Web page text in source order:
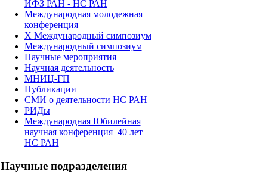
ИФЗ РАН - НС РАН
Международная молодежная
конференция
X Международный симпозиум
Международный симпозиум
Научные мероприятия
Научная деятельность
МНИЦ-ГП
Публикации
СМИ о деятельности НС РАН
РИДы
Международная Юбилейная
научная конференция_40 лет
НС РАН
Научныеподразделения